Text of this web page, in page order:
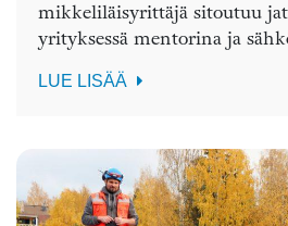
mikkeliläisyrittäjä sitoutuu
yrityksessä mentorina ja
LUE LISÄÄ